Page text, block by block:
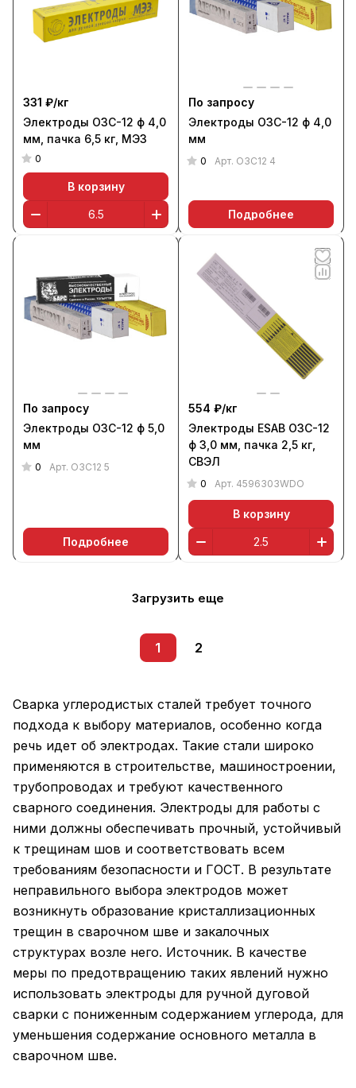
331 ₽/кг
Электроды ОЗС-12 ф 4,0
мм, пачка 6,5 кг, МЭЗ
0
В корзину
По запросу
Электроды ОЗС-12 ф 4,0
мм
0 Арт. ОЗС12 4
Подробнее
По запросу
Электроды ОЗС-12 ф 5,0
мм
0 Арт. ОЗС12 5
Подробнее
554 ₽/кг
Электроды ESAB ОЗС-12
ф 3,0 мм, пачка 2,5 кг,
СВЭЛ
0 Арт. 4596303WDO
В корзину
Загрузить еще
1 2
Сварка углеродистых сталей требует точного
подхода к выбору материалов, особенно когда
речь идет об электродах. Такие стали широко
применяются в строительстве, машиностроении,
трубопроводах и требуют качественного
сварного соединения. Электроды для работы с
ними должны обеспечивать прочный, устойчивый
к трещинам шов и соответствовать всем
требованиям безопасности и ГОСТ. В результате
неправильного выбора электродов может
возникнуть образование кристаллизационных
трещин в сварочном шве и закалочных
структурах возле него. Источник. В качестве
меры по предотвращению таких явлений нужно
использовать электроды для ручной дуговой
сварки с пониженным содержанием углерода, для
уменьшения содержание основного металла в
сварочном шве.